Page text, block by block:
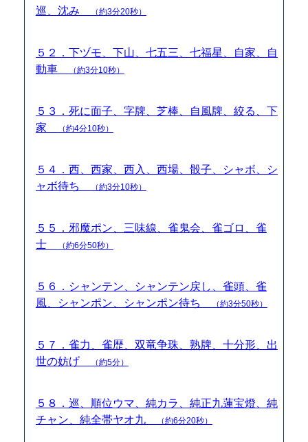
巡、沈み （約3分20秒）
５２．下ヅモ、下山、七五三、七福星、自家、自
動車
（約3分10秒）
５３．死に面子、字牌、芝棒、自風牌、絞る、下
家
（約4分10秒）
５４．西、西家、西入、西場、骰子、シャボ、シ
ャボ待ち
（約3分10秒）
５５．邪魔ポン、三味線、雀鬼会、雀ゴロ、雀
士
（約6分50秒）
５６．シャンテン、シャンテン戻し、雀頭、雀
風、シャンポン、シャンポン待ち
（約3分50秒）
５７．雀力、雀歴、双竜争珠、熟牌、十分形、出
世の妨げ
（約5分）
５８．巡、順位ウマ、純カラ、純正九蓮宝燈、純
チャン、純全帯ヤオ九
（約6分20秒）